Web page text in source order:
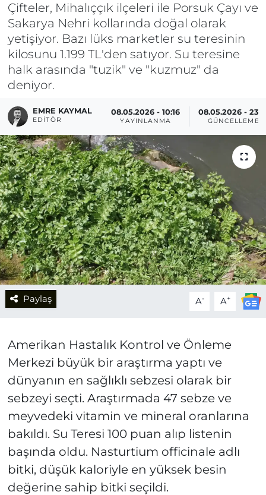
Çifteler, Mihalıççık ilçeleri ile Porsuk Çayı ve
Sakarya Nehri kollarında doğal olarak
yetişiyor. Bazı lüks marketler su teresinin
kilosunu 1.199 TL'den satıyor. Su teresine
halk arasında "tuzik" ve "kuzmuz" da
deniyor.
EMRE KAYMAL
EDITÖR
08.05.2026 - 10:16
YAYINLANMA
08.05.2026 -
GÜNCELLEME
Paylaş A- A+
Amerikan Hastalık Kontrol ve Önleme
Merkezi büyük bir araştırma yaptı ve
dünyanın en sağlıklı sebzesi olarak bir
sebzeyi seçti. Araştırmada 47 sebze ve
meyvedeki vitamin ve mineral oranlarına
bakıldı. Su Teresi 100 puan alıp listenin
başında oldu. Nasturtium officinale adlı
bitki, düşük kaloriyle en yüksek besin
değerine sahip bitki seçildi.